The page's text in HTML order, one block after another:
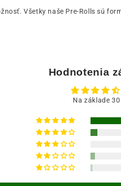
Všetky naše Pre-Rolls sú
Hodnotenia
Na základe